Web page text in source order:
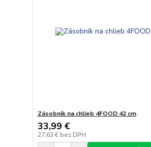
Zásobník na chlieb 4FOOD 42 cm
33,99 €
27,63 € bez DPH